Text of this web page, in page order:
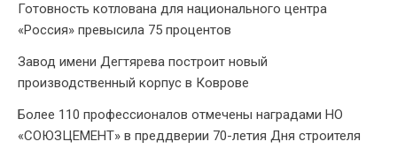
Готовность котлована для национального центра
«Россия» превысила 75 процентов
Завод имени Дегтярева построит новый
производственный корпус в Коврове
Более 110 профессионалов отмечены наградами НО
«СОЮЗЦЕМЕНТ» в преддверии 70-летия Дня строителя